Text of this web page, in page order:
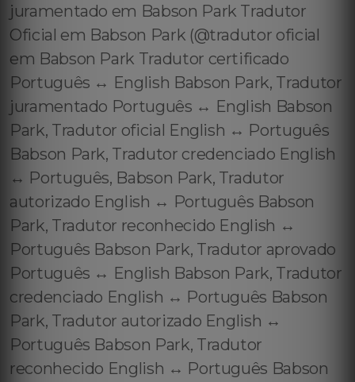
juramentado em Babson Park Tradutor
Oficial em Babson Park (@tradutor oficial
em Babson Park Tradutor certificado
Português ↔️ English Babson Park, Tradutor
juramentado Português ↔️ English Babson
Park, Tradutor oficial English ↔️ Português
Babson Park, Tradutor credenciado English
↔️ Português, Babson Park, Tradutor
autorizado English ↔️ Português Babson
Park, Tradutor reconhecido English ↔️
Português Babson Park, Tradutor aprovado
Português ↔️ English Babson Park, Tradutor
credenciado English ↔️ Português Babson
Park, Tradutor autorizado English ↔️
Português Babson Park, Tradutor
reconhecido English ↔️ Português Babson